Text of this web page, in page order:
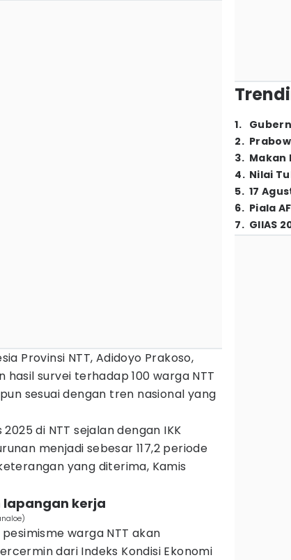
Provinsi NTT, Adidoyo Prakoso,
survei terhadap 100 warga NTT
sesuai dengan tren nasional yang
di NTT sejalan dengan IKK
menjadi sebesar 117,2 periode
yang diterima, Kamis
lapangan kerja
warga NTT akan
dari Indeks Kondisi Ekonomi
1.
2.
3. Makan
4. Nilai
5. 17
6. Piala
7. GIIAS